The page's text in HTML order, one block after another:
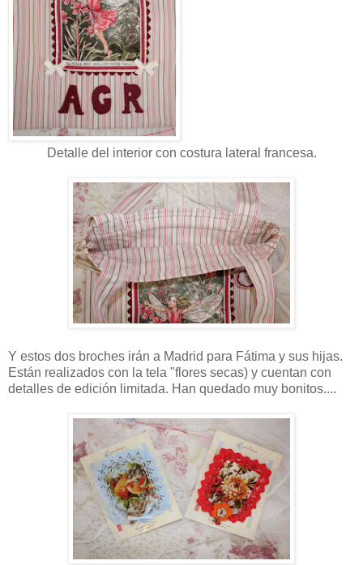
Detalle del interior con costura lateral francesa.
Y estos dos broches irán a Madrid para Fátima y sus hijas.
Están realizados con la tela "flores secas) y cuentan con
detalles de edición limitada. Han quedado muy bonitos....